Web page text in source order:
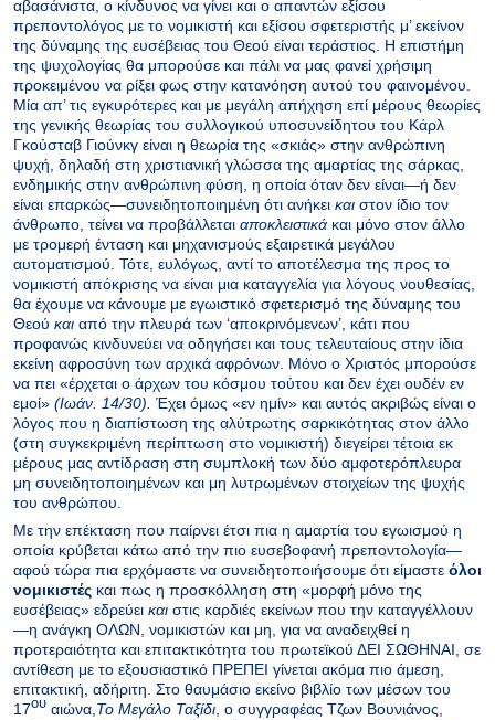
αβασάνιστα, ο κίνδυνος να γίνει και ο απαντών εξίσου
πρεποντολόγος με το νομικιστή και εξίσου σφετεριστής μ’ εκείνον
της δύναμης της ευσέβειας του Θεού είναι τεράστιος. Η επιστήμη
της ψυχολογίας θα μπορούσε και πάλι να μας φανεί χρήσιμη
προκειμένου να ρίξει φως στην κατανόηση αυτού του φαινομένου.
Μία απ’ τις εγκυρότερες και με μεγάλη απήχηση επί μέρους θεωρίες
της γενικής θεωρίας του συλλογικού υποσυνείδητου του Κάρλ
Γκούσταβ Γιούνκγ είναι η θεωρία της «σκιάς» στην ανθρώπινη
ψυχή, δηλαδή στη χριστιανική γλώσσα της αμαρτίας της σάρκας,
ενδημικής στην ανθρώπινη φύση, η οποία όταν δεν είναι—ή δεν
είναι επαρκώς—συνειδητοποιημένη ότι ανήκει και στον ίδιο τον
άνθρωπο, τείνει να προβάλλεται αποκλειστικά και μόνο στον άλλο
με τρομερή ένταση και μηχανισμούς εξαιρετικά μεγάλου
αυτοματισμού. Τότε, ευλόγως, αντί το αποτέλεσμα της προς το
νομικιστή απόκρισης να είναι μια καταγγελία για λόγους νουθεσίας,
θα έχουμε να κάνουμε με εγωιστικό σφετερισμό της δύναμης του
Θεού και από την πλευρά των ‘αποκρινόμενων’, κάτι που
προφανώς κινδυνεύει να οδηγήσει και τους τελευταίους στην ίδια
εκείνη αφροσύνη των αρχικά αφρόνων. Μόνο ο Χριστός μπορούσε
να πει «έρχεται ο άρχων του κόσμου τούτου και δεν έχει ουδέν εν
εμοί» (Ιωάν. 14/30). Έχει όμως «εν ημίν» και αυτός ακριβώς είναι ο
λόγος που η διαπίστωση της αλύτρωτης σαρκικότητας στον άλλο
(στη συγκεκριμένη περίπτωση στο νομικιστή) διεγείρει τέτοια εκ
μέρους μας αντίδραση στη συμπλοκή των δύο αμφοτερόπλευρα
μη συνειδητοποιημένων και μη λυτρωμένων στοιχείων της ψυχής
του ανθρώπου.
Με την επέκταση που παίρνει έτσι πια η αμαρτία του εγωισμού η
οποία κρύβεται κάτω από την πιο ευσεβοφανή πρεποντολογία—
αφού τώρα πια ερχόμαστε να συνειδητοποιήσουμε ότι είμαστε όλοι
νομικιστές και πως η προσκόλληση στη «μορφή μόνο της
ευσέβειας» εδρεύει και στις καρδιές εκείνων που την καταγγέλλουν
—η ανάγκη ΟΛΩΝ, νομικιστών και μη, για να αναδειχθεί η
προτεραιότητα και επιτακτικότητα του πρωτεϊκού ΔΕΙ ΣΩΘΗΝΑΙ, σε
αντίθεση με το εξουσιαστικό ΠΡΕΠΕΙ γίνεται ακόμα πιο άμεση,
επιτακτική, αδήριτη. Στο θαυμάσιο εκείνο βιβλίο των μέσων του
17ου αιώνα,Το Μεγάλο Ταξίδι, ο συγγραφέας Τζων Βουνιάνος,